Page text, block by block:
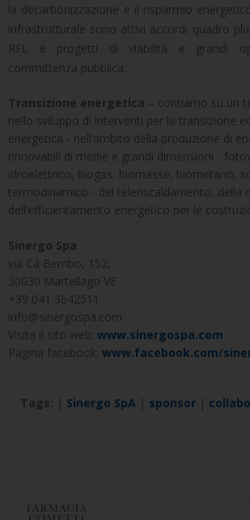
la decarbonizzazione e il risparmio
infrastrutturale sono attivi accordi quadro
RFI, e progetti di viabilità e grandi
committenza pubblica.
Transizione energetica – contiamo su un
nello sviluppo di interventi per la transizione
energetica - nell’ambito della produzione di
rinnovabili di medie e grandi dimensioni -
idroelettrico, biogas, biomasse, biometano,
termodinamico - del teleriscaldamento, della
dell’efficientamento energetico per le
Sinergo Spa
via Cà Bembo, 152,
30030 Martellago VE
+39 041 3642511
info@sinergospa.com
Visita il sito web: www.sinergospa.com
Pagina facebook: www.facebook.com/
Tags: | Sinergo SpA | sponsor |